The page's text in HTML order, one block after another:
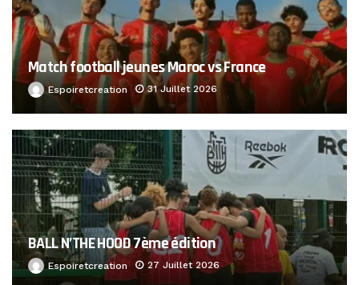
Match football jeunes Maroc vs France
Espoiretcreation 31 Juillet 2026
BALL N’THE HOOD 7ème édition
Espoiretcreation 27 Juillet 2026